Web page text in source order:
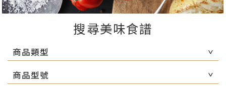
搜尋美味食譜
商品類型
商品型號